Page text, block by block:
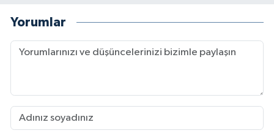
Yorumlar